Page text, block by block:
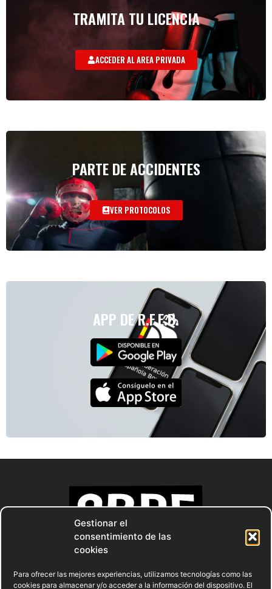
Gestionar el
consentimiento de las
cookies
Para ofrecer las mejores experiencias, utilizamos tecnologías como las
cookies para almacenar y/o acceder a la información del dispositivo. El
TRAMITA TU LICENCIA
ACCEDER AL AREA PRIVADA
PARTE DE ACCIDENTES
VER PROTOCOLOS
APP DE R.F.E.B.